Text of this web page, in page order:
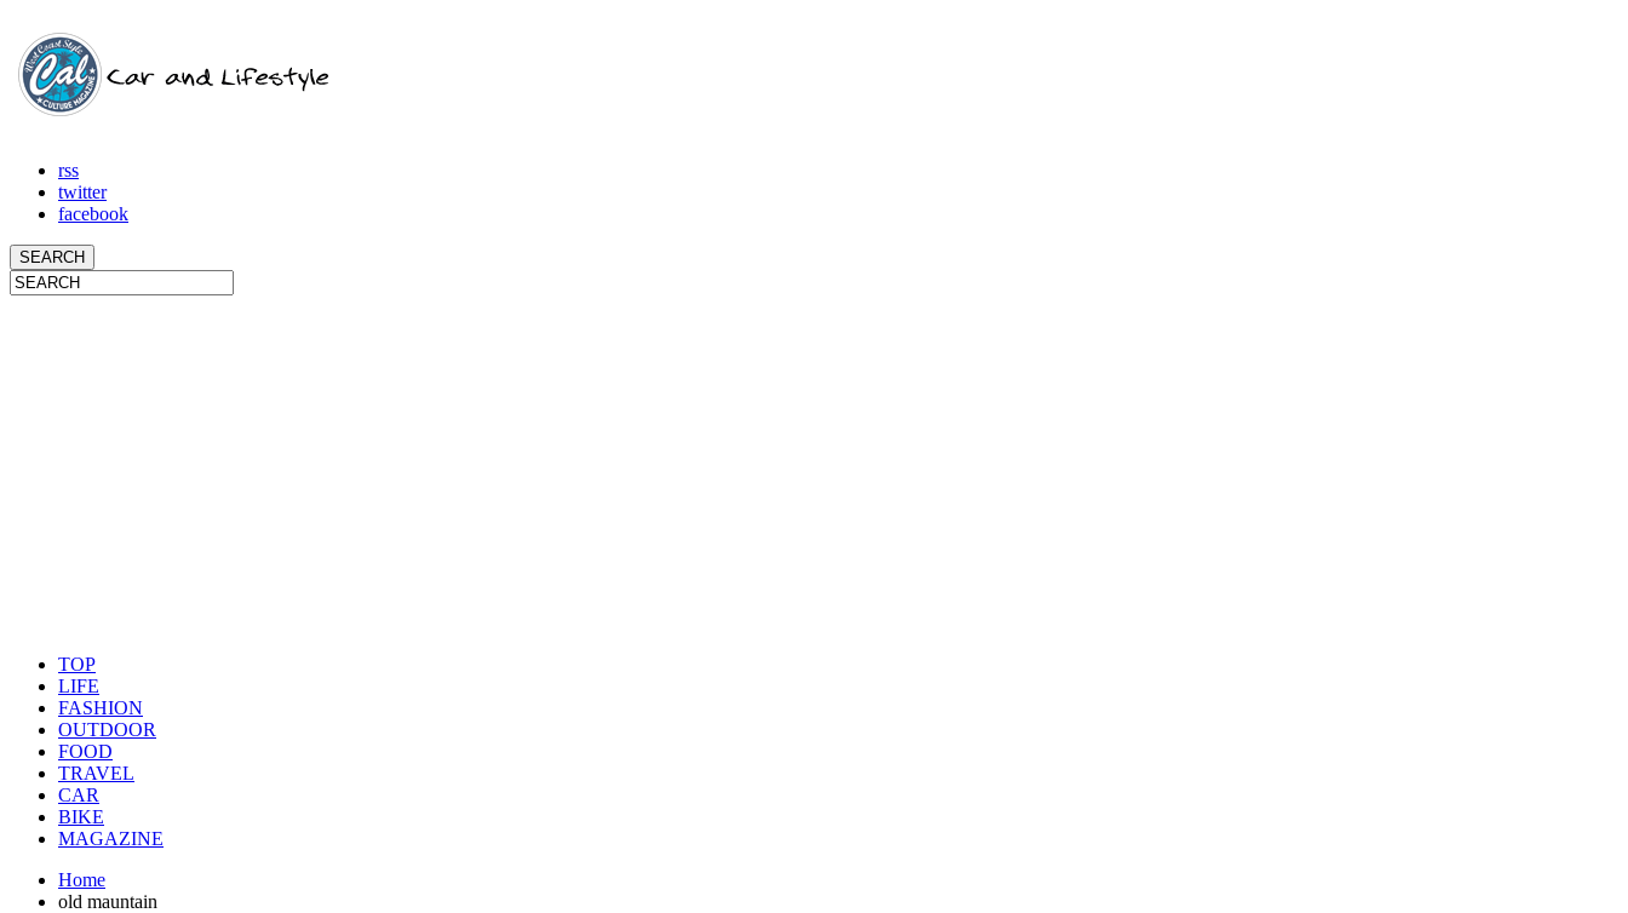
rss
twitter
facebook
TOP
LIFE
FASHION
OUTDOOR
FOOD
TRAVEL
CAR
BIKE
MAGAZINE
Home
old mauntain